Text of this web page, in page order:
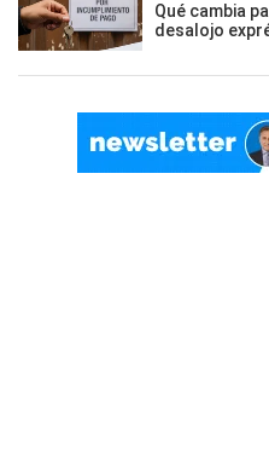
Qué cambia
desalojo